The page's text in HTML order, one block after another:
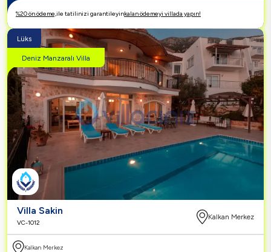
%20 ön ödeme,ile tatilinizi garantileyinkalan ödemeyi villada yapın!
Lüks
Deniz Manzaralı Villa
Villa Sakin
VC-1012
Kalkan Merkez
Kalkan Merkez